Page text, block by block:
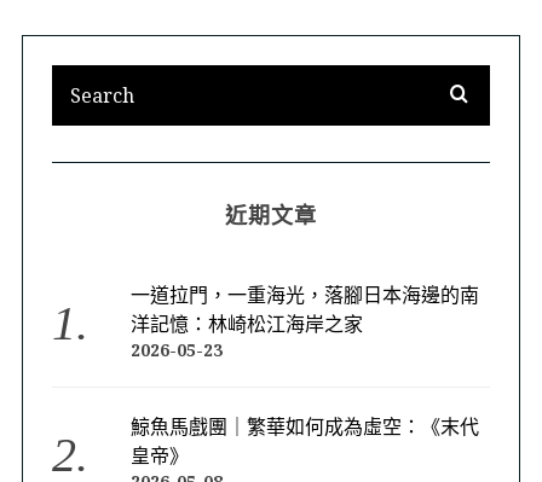
近期文章
一道拉門，一重海光，落腳日本海邊的南
洋記憶：林崎松江海岸之家
2026-05-23
鯨魚馬戲團｜繁華如何成為虛空：《末代
皇帝》